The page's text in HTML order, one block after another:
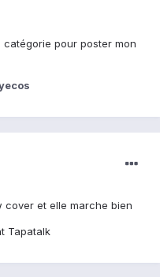
pour poster mon
cover et elle marche bien
Tapatalk